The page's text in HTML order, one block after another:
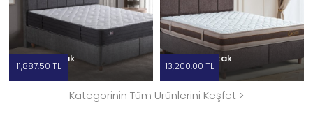
Hestia Yatak
11,887.50 TL
Cooper Yatak
13,200.00 TL
Kategorinin Tüm Ürünlerini Keşfet >